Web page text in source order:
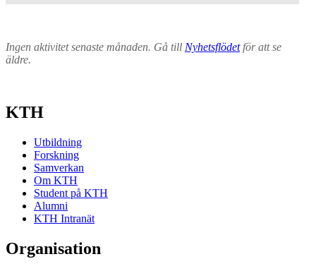
Ingen aktivitet senaste månaden. Gå till Nyhetsflödetför att se
äldre.
KTH
Utbildning
Forskning
Samverkan
Om KTH
Student på KTH
Alumni
KTH Intranät
Organisation